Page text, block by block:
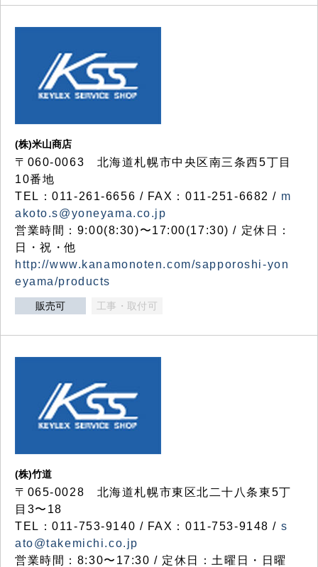
(株)米山商店
〒060-0063 北海道札幌市中央区南三条西5丁目
10番地
TEL：011-261-6656 / FAX：011-251-6682 / m
akoto.s@yoneyama.co.jp
営業時間：9:00(8:30)〜17:00(17:30) / 定休日：
日・祝・他
http://www.kanamonoten.com/sapporoshi-yon
eyama/products
販売可 工事・取付可
(株)竹道
〒065-0028 北海道札幌市東区北二十八条東5丁
目3〜18
TEL：011-753-9140 / FAX：011-753-9148 / s
ato@takemichi.co.jp
営業時間：8:30〜17:30 / 定休日：土曜日・日曜